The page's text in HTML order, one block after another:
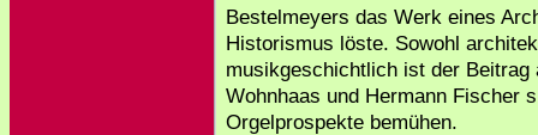
Bestelmeyers das Werk eines
Historismus löste. Sowohl
musikgeschichtlich ist der Beitrag
Wohnhaas und Hermann Fischer
Orgelprospekte bemühen.